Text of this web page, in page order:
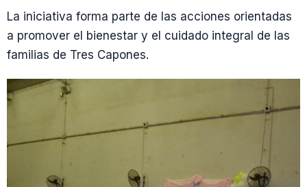
La iniciativa forma parte de las acciones orientadas
a promover el bienestar y el cuidado integral de las
familias de Tres Capones.